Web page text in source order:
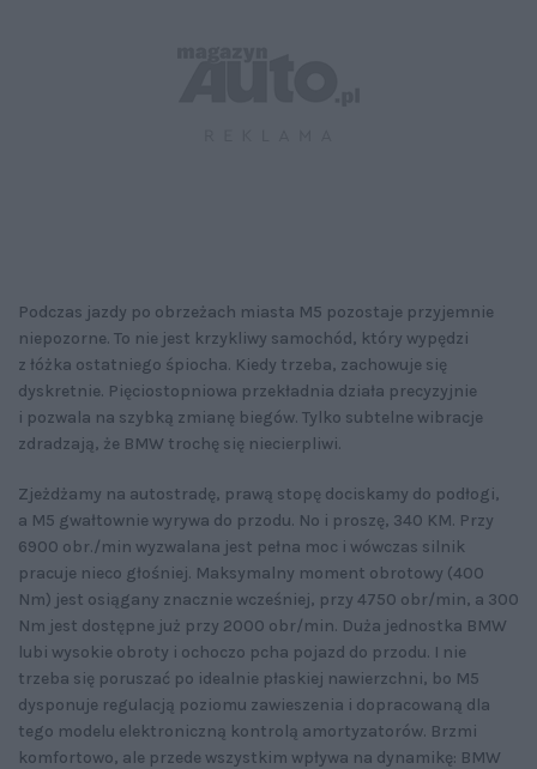
Podczas jazdy po obrzeżach miasta M5 pozostaje przyjemnie
niepozorne. To nie jest krzykliwy samochód, który wypędzi
z łóżka ostatniego śpiocha. Kiedy trzeba, zachowuje się
dyskretnie. Pięciostopniowa przekładnia działa precyzyjnie
i pozwala na szybką zmianę biegów. Tylko subtelne wibracje
zdradzają, że BMW trochę się niecierpliwi.
Zjeżdżamy na autostradę, prawą stopę dociskamy do podłogi,
a M5 gwałtownie wyrywa do przodu. No i proszę, 340 KM. Przy
6900 obr./min wyzwalana jest pełna moc i wówczas silnik
pracuje nieco głośniej. Maksymalny moment obrotowy (400
Nm) jest osiągany znacznie wcześniej, przy 4750 obr/min, a 300
Nm jest dostępne już przy 2000 obr/min. Duża jednostka BMW
lubi wysokie obroty i ochoczo pcha pojazd do przodu. I nie
trzeba się poruszać po idealnie płaskiej nawierzchni, bo M5
dysponuje regulacją poziomu zawieszenia i dopracowaną dla
tego modelu elektroniczną kontrolą amortyzatorów. Brzmi
komfortowo, ale przede wszystkim wpływa na dynamikę: BMW